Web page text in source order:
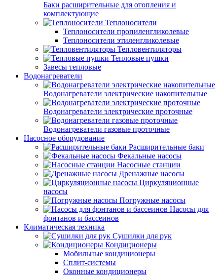
Баки расширительные для отопления и
комплектующие
Теплоносители
Теплоносители пропиленгликолевые
Теплоносители этиленгликолевые
Тепловентиляторы
Тепловые пушки
Завесы тепловые
Водонагреватели
Водонагреватели электрические накопительные
Водонагреватели электрические проточные
Водонагреватели газовые проточные
Насосное оборудование
Расширительные баки
Фекальные насосы
Насосные станции
Дренажные насосы
Циркуляционные
насосы
Погружные насосы
Насосы для
фонтанов и бассеинов
Климатическая техника
Сушилки для рук
Кондиционеры
Мобильные кондиционеры
Сплит-системы
Оконные кондиционеры